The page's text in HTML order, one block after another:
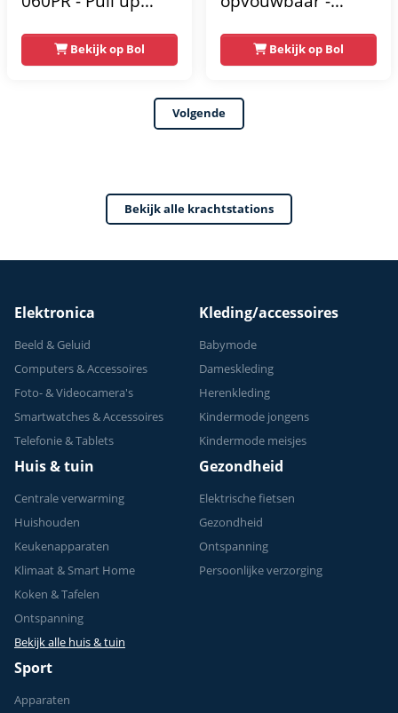
Fitness - Pull up
rack -
Multifunctioneel -
Verstelbaar -
Krachttraining - Tot
Bekijk op Bol
up rack - Pull up
bar - FPT165
Bekijk op Bol
Volgende
Bekijk alle krachtstations
Elektronica
Beeld & Geluid
Computers & Accessoires
Foto- & Videocamera's
Smartwatches & Accessoires
Telefonie & Tablets
Kleding/accessoires
Babymode
Dameskleding
Herenkleding
Kindermode jongens
Kindermode meisjes
Huis & tuin
Centrale verwarming
Huishouden
Keukenapparaten
Klimaat & Smart Home
Koken & Tafelen
Ontspanning
Bekijk alle huis & tuin
Gezondheid
Elektrische fietsen
Gezondheid
Ontspanning
Persoonlijke verzorging
Sport
Apparaten